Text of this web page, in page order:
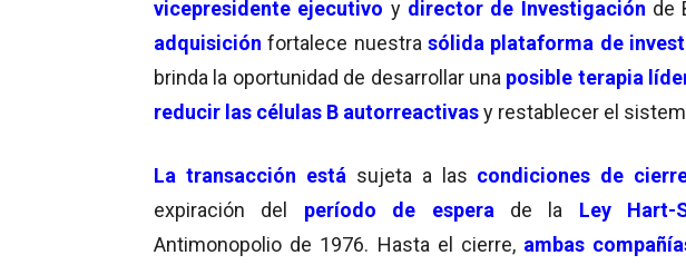
vicepresidente ejecutivo ydirector de Investigación de
adquisición fortalece nuestra sólida plataforma de
brinda la oportunidad de desarrollar una posible terapia
reducir las células B autorreactivasy restablecer el
La transacción está sujeta a las condiciones de
expiración del período de espera de la Ley Hart-
Antimonopolio de 1976. Hasta el cierre, ambas